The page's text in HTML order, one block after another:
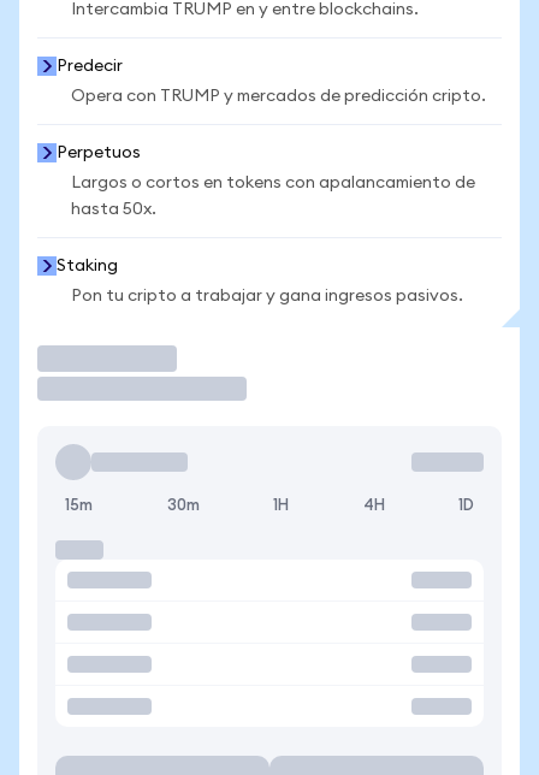
Intercambia TRUMP en y entre blockchains.
Predecir
Opera con TRUMP y mercados de predicción cripto.
Perpetuos
Largos o cortos en tokens con apalancamiento de
hasta 50x.
Staking
Pon tu cripto a trabajar y gana ingresos pasivos.
15m 30m 1H 4H 1D